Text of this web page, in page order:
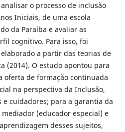
o processo de inclusão
Iniciais, de uma escola
da Paraíba e avaliar as
cognitivo. Para isso, foi
a partir das teorias de
(2014). O estudo apontou para
oferta de formação continuada
na perspectiva da Inclusão,
e cuidadores; para a garantia da
(educador especial) e
desses sujeitos,